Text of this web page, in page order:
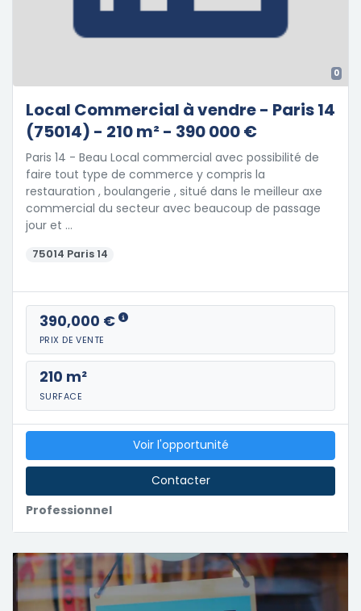
0
Local Commercial à vendre - Paris 14
(75014) - 210 m² - 390 000 €
Paris 14 - Beau Local commercial avec possibilité de
faire tout type de commerce y compris la
restauration , boulangerie , situé dans le meilleur axe
commercial du secteur avec beaucoup de passage
jour et …
75014 Paris 14
390,000 €
PRIX DE VENTE
210 m²
SURFACE
Professionnel
Voir l'opportunité
Contacter